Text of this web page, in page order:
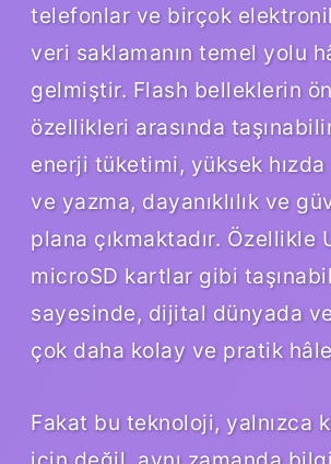
telefonlar ve birçok
veri saklamanın temel yolu
gelmiştir. Flash belleklerin
özellikleri arasında
enerji tüketimi, yüksek
ve yazma, dayanıklılık ve
plana çıkmaktadır. Özellikle
microSD kartlar gibi
sayesinde, dijital dünyada
çok daha kolay ve pratik
Fakat bu teknoloji, yalnızca